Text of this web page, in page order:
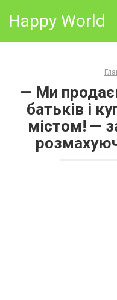
Happy World
— Ми
батьків і
містом! —